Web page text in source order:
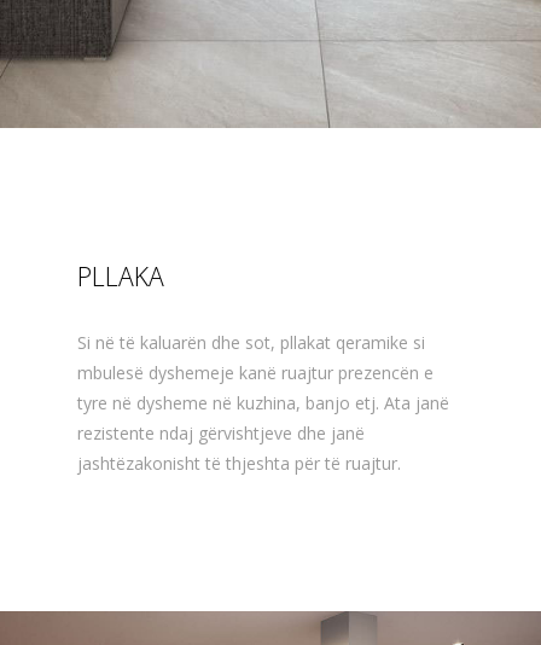
PLLAKA
Si në të kaluarën dhe sot, pllakat qeramike si
mbulesë dyshemeje kanë ruajtur prezencën e
tyre në dysheme në kuzhina, banjo etj. Ata janë
rezistente ndaj gërvishtjeve dhe janë
jashtëzakonisht të thjeshta për të ruajtur.